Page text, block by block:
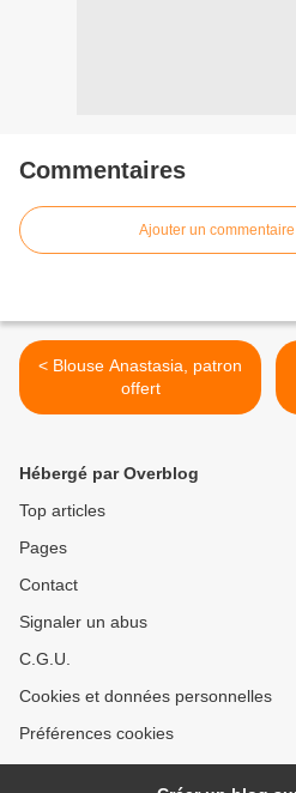
Commentaires
Ajouter un commentaire
< Blouse Anastasia, patron
offert
Hébergé par Overblog
Top articles
Pages
Contact
Signaler un abus
C.G.U.
Cookies et données personnelles
Préférences cookies